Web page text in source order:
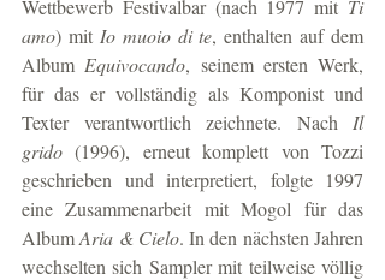
Wettbewerb Festivalbar (nach 1977 mit Ti
amo) mit Io muoio di te, enthalten auf dem
Album Equivocando, seinem ersten Werk,
für das er vollständig als Komponist und
Texter verantwortlich zeichnete. Nach Il
grido (1996), erneut komplett von Tozzi
geschrieben und interpretiert, folgte 1997
eine Zusammenarbeit mit Mogol für das
Album Aria & Cielo. In den nächsten Jahren
wechselten sich Sampler mit teilweise völlig